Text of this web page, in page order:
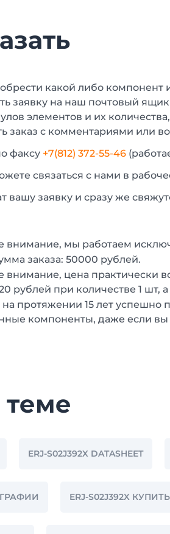
какой либо
заявку на наш почтовый ящик
элементов и их
заказ с комментариями или
факсу +7(812) 372-55-46
связаться с нами в
вашу заявку и сразу же
мы работаем
заказа: 50000 рублей.
цена практически
рублей при количестве 1 шт,
протяжении 15 лет успешно
компоненты, даже если
теме
ERJ-S02J392X DATASHEET
ERJ-S02J392X КУПИТЬ